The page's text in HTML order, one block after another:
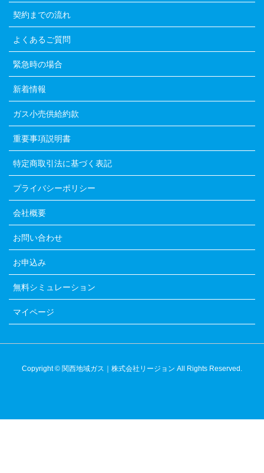
契約までの流れ
よくあるご質問
緊急時の場合
新着情報
ガス小売供給約款
重要事項説明書
特定商取引法に基づく表記
プライバシーポリシー
会社概要
お問い合わせ
お申込み
無料シミュレーション
マイページ
Copyright © 関西地域ガス｜株式会社リージョン All Rights Reserved.